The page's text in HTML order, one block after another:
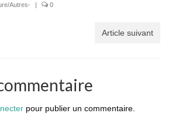
Autres- | 0
Article suivant
pour publier un commentaire.